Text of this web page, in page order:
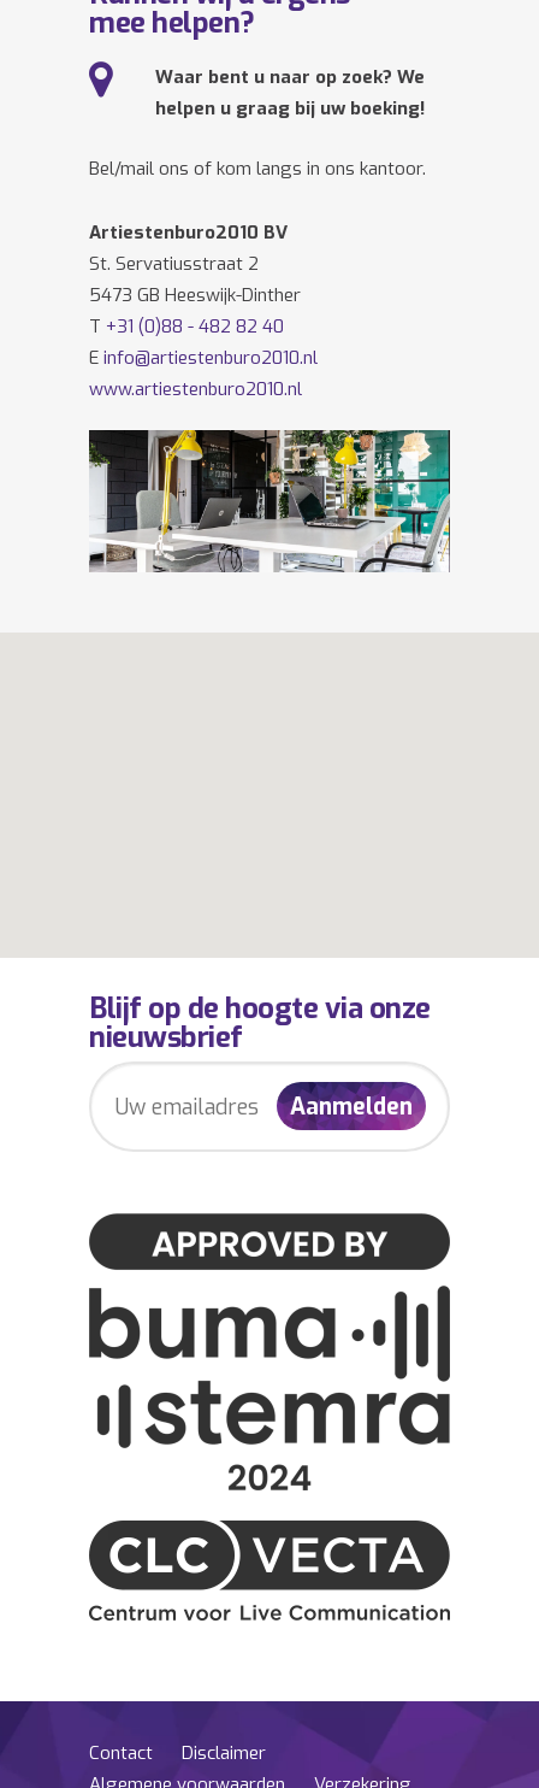
mee helpen?
Waar bent u naar op zoek? We
helpen u graag bij uw boeking!
Bel/mail ons of kom langs in ons kantoor.
Artiestenburo2010 BV
St. Servatiusstraat 2
5473 GB Heeswijk-Dinther
T +31 (0)88 - 482 82 40
E info@artiestenburo2010.nl
www.artiestenburo2010.nl
Volg ons ook opFacebookenTwitter
Blijf op de hoogte via onze
nieuwsbrief
Contact
Disclaimer